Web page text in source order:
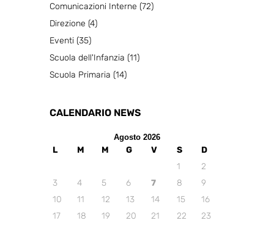
Comunicazioni Interne (72)
Direzione (4)
Eventi(35)
Scuola dell'Infanzia (11)
Scuola Primaria (14)
CALENDARIO NEWS
Agosto 2026
L M M G V S
D
1
2
3
4 5 6 7 8
9
10
11 12 13 14 15
16
17
18 19 20 21 22
23